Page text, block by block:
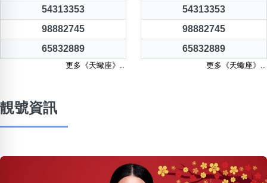
54313353
98882745
65832889
更多《天蠍座》..
54313353
98882745
65832889
更多《天蠍座》..
靚號資訊